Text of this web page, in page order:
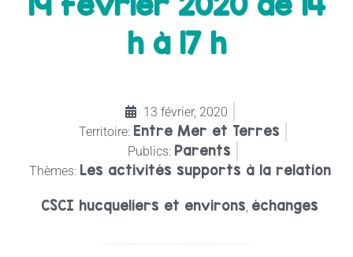
h à 17 h
13 février, 2020
Territoire: Entre Mer et Terres
Publics: Parents
Thèmes: Les activités supports à la relation
CSCI hucqueliers et environs échanges